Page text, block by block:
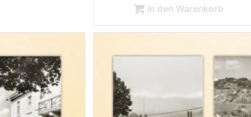
In den Warenkorb